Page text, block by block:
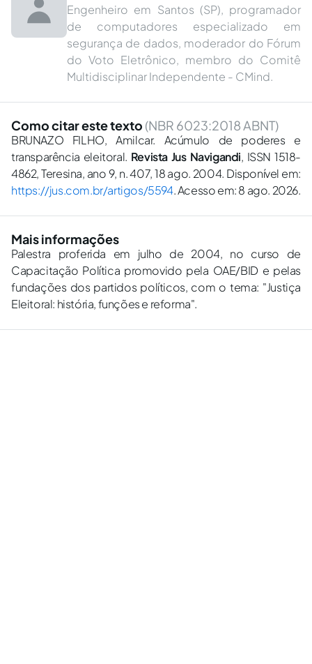
Engenheiro em Santos (SP), programador
de computadores especializado em
segurança de dados, moderador do Fórum
do Voto Eletrônico, membro do Comitê
Multidisciplinar Independente - CMind.
Como citar este texto (NBR 6023:2018 ABNT)
BRUNAZO FILHO, Amilcar. Acúmulo de poderes e
transparência eleitoral. Revista Jus Navigandi, ISSN 1518-
4862, Teresina, ano 9, n. 407, 18 ago. 2004. Disponível em:
https://jus.com.br/artigos/5594. Acesso em: 8 ago. 2026.
Mais informações
Palestra proferida em julho de 2004, no curso de
Capacitação Política promovido pela OAE/BID e pelas
fundações dos partidos políticos, com o tema: "Justiça
Eleitoral: história, funções e reforma".